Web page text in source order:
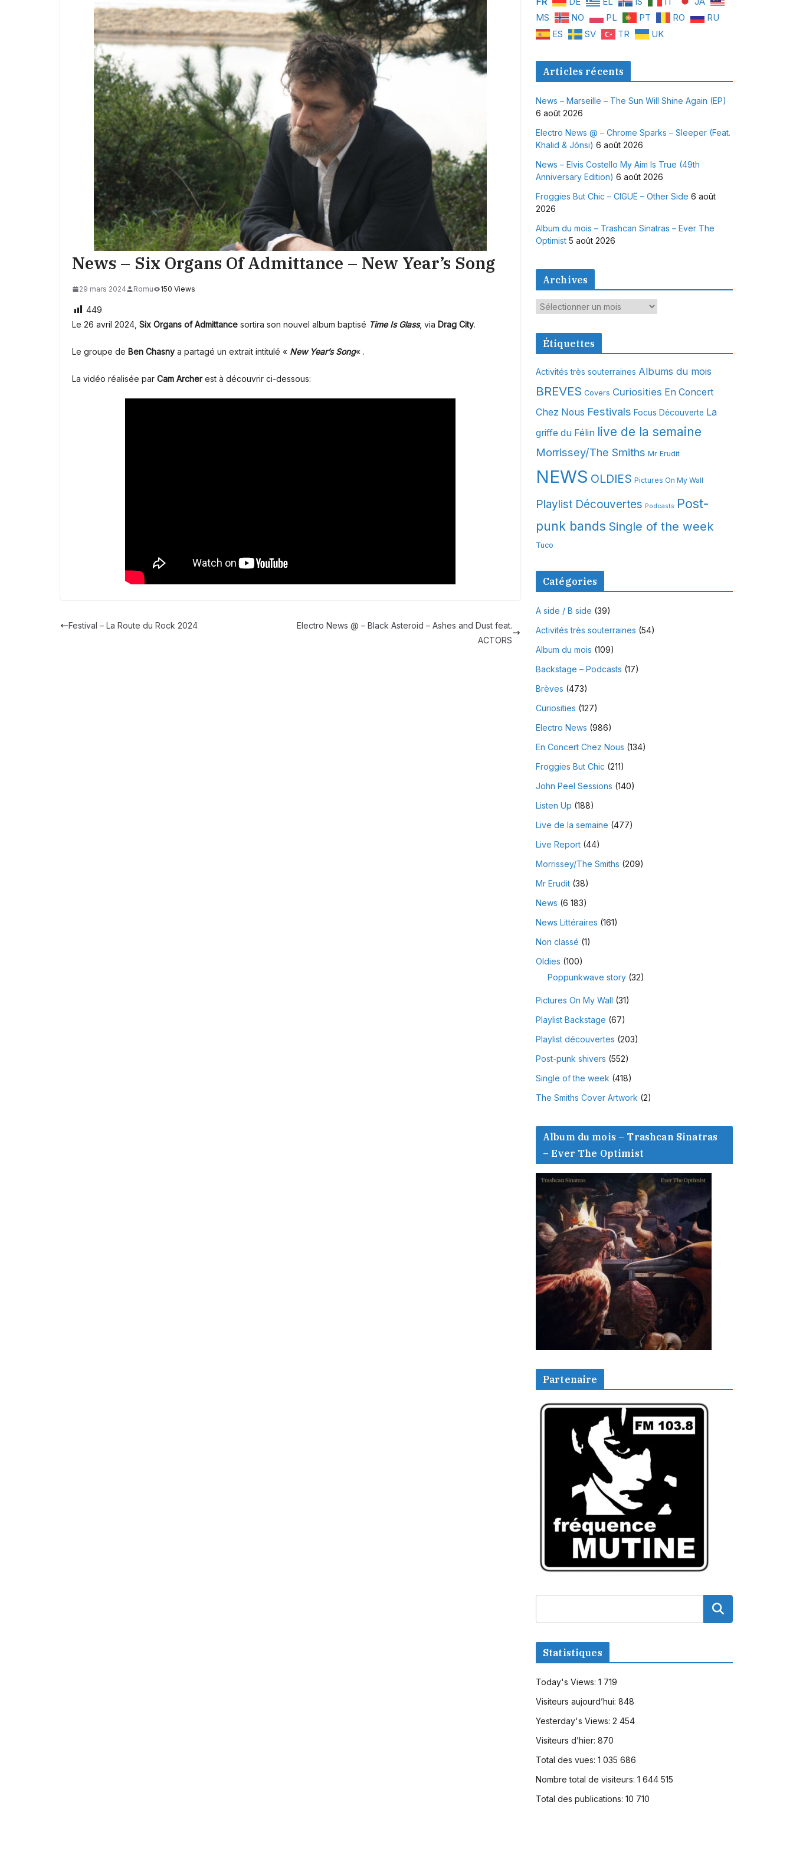
News – Six Organs Of Admittance – New Year’s Song
29 mars 2024 Romu 150 Views
449
Le 26 avril 2024, Six Organs of Admittance sortira son nouvel album baptisé Time Is Glass, via Drag City.
Le groupe de Ben Chasny a partagé un extrait intitulé « New Year’s Song« .
La vidéo réalisée par Cam Archerest à découvrir ci-dessous:
Festival – La Route du Rock 2024
Electro News @ – Black Asteroid – Ashes and Dust feat.
ACTORS
MS
NO PL PT RO
RU
ES
SV TR UK
Articles récents
News – Marseille – The Sun Will Shine Again (EP)
6 août 2026
Electro News @ – Chrome Sparks – Sleeper (Feat.
Khalid & Jónsi) 6 août 2026
News – Elvis Costello My Aim Is True (49th
Anniversary Edition) 6 août 2026
Froggies But Chic – CIGUË – Other Side 6 août
2026
Album du mois – Trashcan Sinatras – Ever The
Optimist 5 août 2026
Archives
A
c
e
s
Étiquettes
Activités très souterraines Albums du mois
BREVES Covers Curiosities En Concert
Chez Nous Festivals Focus Découverte La
griffe du Félin live de la semaine
Morrissey/The Smiths Mr Erudit
NEWS OLDIES Pictures On My Wall
Playlist Découvertes Podcasts Post-
punk bands Single of the week
Tuco
Catégories
A side / B side (39)
Activités très souterraines (54)
Album du mois (109)
Backstage – Podcasts (17)
Brèves (473)
Curiosities (127)
Electro News (986)
En Concert Chez Nous (134)
Froggies But Chic (211)
John Peel Sessions (140)
Listen Up (188)
Live de la semaine (477)
Live Report(44)
Morrissey/The Smiths (209)
Mr Erudit(38)
News (6 183)
News Littéraires (161)
Non classé (1)
Oldies (100)
Poppunkwave story(32)
Pictures On My Wall (31)
Playlist Backstage (67)
Playlist découvertes (203)
Post-punk shivers (552)
Single of the week (418)
The Smiths Cover Artwork (2)
Album du mois – Trashcan Sinatras
– Ever The Optimist
Partenaire
Statistiques
Today's Views: 1 719
Visiteurs aujourd’hui: 848
Yesterday's Views: 2 454
Visiteurs d’hier: 870
Total des vues: 1 035 686
Nombre total de visiteurs: 1 644 515
Total des publications: 10 710